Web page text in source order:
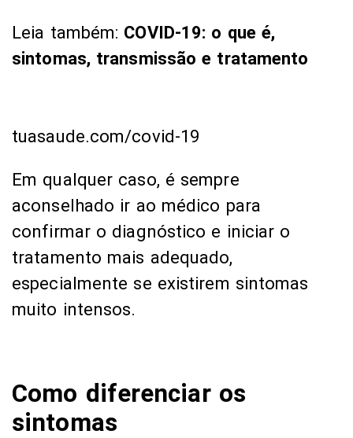
Leia também: COVID-19: o que é,
sintomas, transmissão e tratamento
tuasaude.com/covid-19
Em qualquer caso, é sempre
aconselhado ir ao médico para
confirmar o diagnóstico e iniciar o
tratamento mais adequado,
especialmente se existirem sintomas
muito intensos.
Como diferenciar os
sintomas